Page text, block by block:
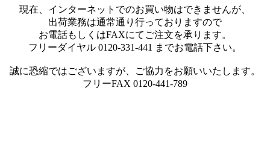
現在、インターネットでのお買い物はできませんが、
出荷業務は通常通り行っておりますので
お電話もしくはFAXにてご注文を承ります。
フリーダイヤル 0120-331-441 までお電話下さい。
誠に恐縮ではございますが、ご協力をお願いいたします。
フリーFAX 0120-441-789